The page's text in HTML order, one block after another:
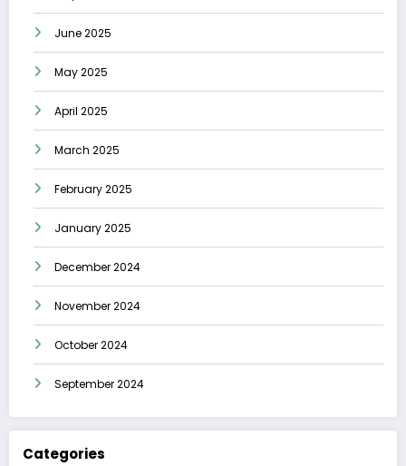
June 2025
May 2025
April 2025
March 2025
February 2025
January 2025
December 2024
November 2024
October 2024
September 2024
Categories